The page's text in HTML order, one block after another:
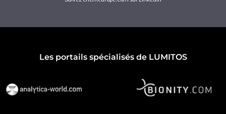
Les portails spécialisés de LUMITOS